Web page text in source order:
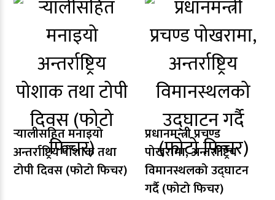
र्‍यालीसहित मनाइयो
अन्तर्राष्ट्रिय पोशाक तथा
टोपी दिवस (फोटो फिचर)
प्रधानमन्त्री प्रचण्ड
पोखरामा, अन्तर्राष्ट्रिय
विमानस्थलको उद्घाटन
गर्दै (फोटो फिचर)